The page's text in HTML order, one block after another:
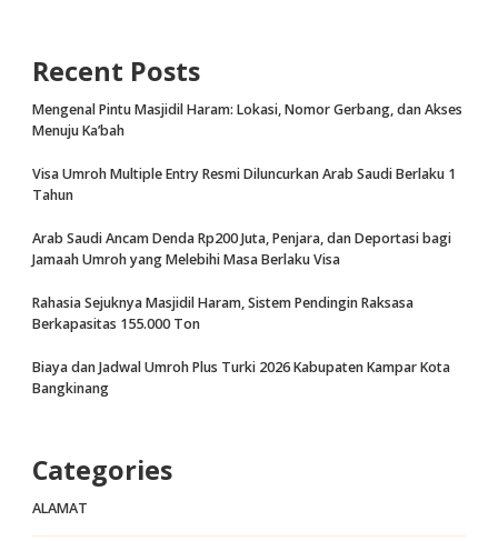
Recent Posts
Mengenal Pintu Masjidil Haram: Lokasi, Nomor Gerbang, dan Akses
Menuju Ka’bah
Visa Umroh Multiple Entry Resmi Diluncurkan Arab Saudi Berlaku 1
Tahun
Arab Saudi Ancam Denda Rp200 Juta, Penjara, dan Deportasi bagi
Jamaah Umroh yang Melebihi Masa Berlaku Visa
Rahasia Sejuknya Masjidil Haram, Sistem Pendingin Raksasa
Berkapasitas 155.000 Ton
Biaya dan Jadwal Umroh Plus Turki 2026 Kabupaten Kampar Kota
Bangkinang
Categories
ALAMAT